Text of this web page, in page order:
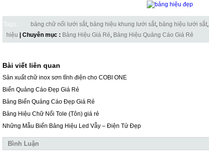
Tags : bảng chữ nổi lưới sắt, bảng hiệu khung lưới sắt, bảng hiệu lưới sắt,
hiệu
| Chuyên mục : Bảng Hiệu Giá Rẻ, Bảng Hiệu Quảng Cáo Giá Rẻ
Bài viết liên quan
Sản xuất chữ inox sơn tĩnh điện cho COBI ONE
Biển Quảng Cáo Đẹp Giá Rẻ
Bảng Biển Quảng Cáo Đẹp Giá Rẻ
Bảng Hiệu Chữ Nổi Tole (Tôn) giá rẻ
Những Mẫu Biển Bảng Hiệu Led Vẫy – Điện Tử Đẹp
Bình Luận